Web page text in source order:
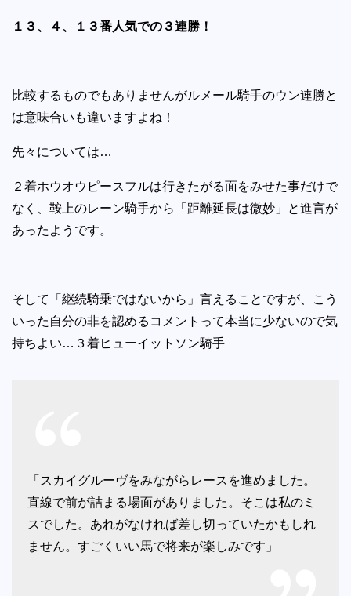
１３、４、１３番人気での３連勝！
比較するものでもありませんがルメール騎手のウン連勝と
は意味合いも違いますよね！
先々については…
２着ホウオウピースフルは行きたがる面をみせた事だけで
なく、鞍上のレーン騎手から「距離延長は微妙」と進言が
あったようです。
そして「継続騎乗ではないから」言えることですが、こう
いった自分の非を認めるコメントって本当に少ないので気
持ちよい…３着ヒューイットソン騎手
「スカイグルーヴをみながらレースを進めました。
直線で前が詰まる場面がありました。そこは私のミ
スでした。あれがなければ差し切っていたかもしれ
ません。すごくいい馬で将来が楽しみです」